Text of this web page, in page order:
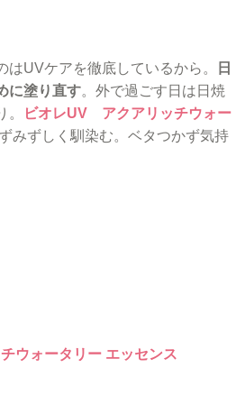
はUVケアを徹底しているから。
日
に塗り直す。外で過ごす日は日焼
ビオレUV アクアリッチウォー
みずしく馴染む。ベタつかず気持
ウォータリー エッセンス